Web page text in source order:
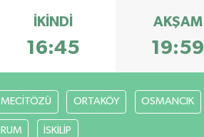
İKINDI
16:45
AKŞAM
19:59
MECİTÖZÜ ORTAKÖY OSMANCIK
İSKİLİP